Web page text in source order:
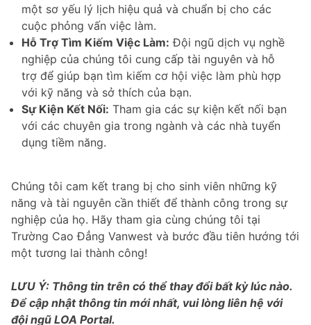
một sơ yếu lý lịch hiệu quả và chuẩn bị cho các
cuộc phỏng vấn việc làm.
Hỗ Trợ Tìm Kiếm Việc Làm: Đội ngũ dịch vụ nghề
nghiệp của chúng tôi cung cấp tài nguyên và hỗ
trợ để giúp bạn tìm kiếm cơ hội việc làm phù hợp
với kỹ năng và sở thích của bạn.
Sự Kiện Kết Nối: Tham gia các sự kiện kết nối bạn
với các chuyên gia trong ngành và các nhà tuyển
dụng tiềm năng.
Chúng tôi cam kết trang bị cho sinh viên những kỹ
năng và tài nguyên cần thiết để thành công trong sự
nghiệp của họ. Hãy tham gia cùng chúng tôi tại
Trường Cao Đẳng Vanwest và bước đầu tiên hướng tới
một tương lai thành công!
LƯU Ý: Thông tin trên có thể thay đổi bất kỳ lúc nào.
Để cập nhật thông tin mới nhất, vui lòng liên hệ với
đội ngũ LOA Portal.